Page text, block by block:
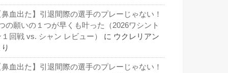
鼻血出た】引退間際の選手のプレーじゃない！
の願いの１つが早くも叶った（2026ワシント
１回戦 vs. シャン レビュー）
に ウクレリアン
鼻血出た】引退間際の選手のプレーじゃない！